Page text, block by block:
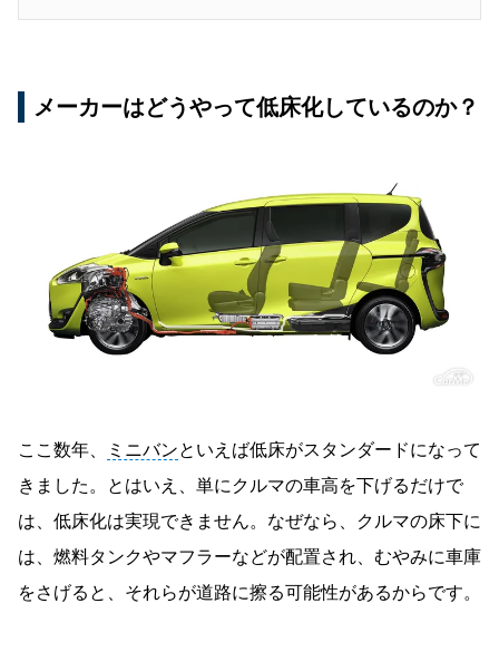
メーカーはどうやって低床化しているのか？
ここ数年、 ミニバンといえば低床がスタンダードになって
きました。とはいえ、単にクルマの車高を下げるだけで
は、低床化は実現できません。なぜなら、クルマの床下に
は、燃料タンクやマフラーなどが配置され、むやみに車庫
をさげると、それらが道路に擦る可能性があるからです。